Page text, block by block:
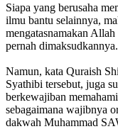
Siapa yang berusaha
ilmu bantu selainnya,
mengatasnamakan
pernah
Namun, kata Quraish
Syathibi tersebut, juga
berkewajiban
sebagaimana wajibnya
dakwah Muhammad